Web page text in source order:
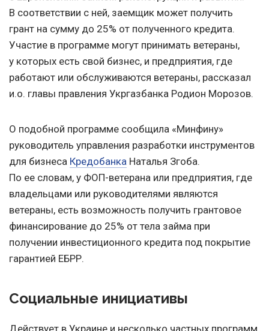
В соответствии с ней, заемщик может получить
грант на сумму до 25% от полученного кредита.
Участие в программе могут принимать ветераны,
у которых есть свой бизнес, и предприятия, где
работают или обслуживаются ветераны, рассказал
и.о. главы правления Укргазбанка Родион Морозов.
О подобной программе сообщила «Минфину»
руководитель управления разработки инструментов
для бизнеса Кредобанка Наталья Згоба.
По ее словам, у ФОП-ветерана или предприятия, где
владельцами или руководителями являются
ветераны, есть возможность получить грантовое
финансирование до 25% от тела займа при
получении инвестиционного кредита под покрытие
гарантией ЕБРР.
Социальные инициативы